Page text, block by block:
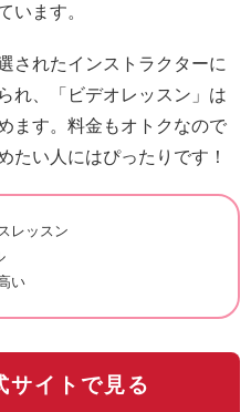
います。
されたインストラクターに
れ、「ビデオレッスン」は
ます。料金もオトクなので
たい人にはぴったりです！
レッスン
い
イトで見る